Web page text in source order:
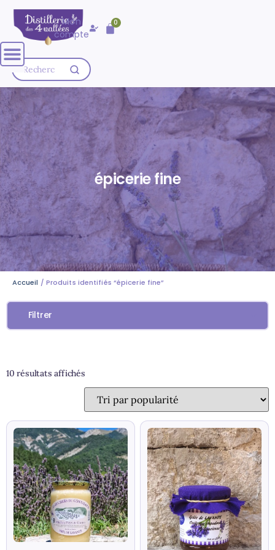
🚚 Livraison OFFERTE dès
d'achat
Mon
compte
0
épicerie fine
Accueil / Produits identifiés “épicerie fine”
Filtrer
10 résultats affichés